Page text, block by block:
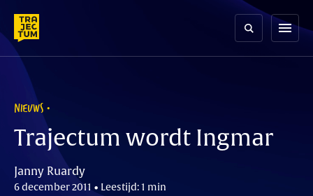
content
menu
NIEUWS
Trajectum wordt Ingmar
Janny Ruardy
6 december 2011 • Leestijd: 1 min